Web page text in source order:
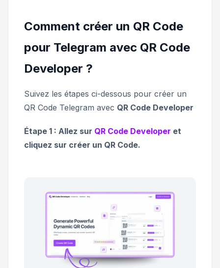
Comment créer un QR Code
pour Telegram avec QR Code
Developer ?
Suivez les étapes ci-dessous pour créer un
QR Code Telegram avec QR Code Developer
Étape 1 : Allez sur QR Code Developer et
cliquez sur créer un QR Code.